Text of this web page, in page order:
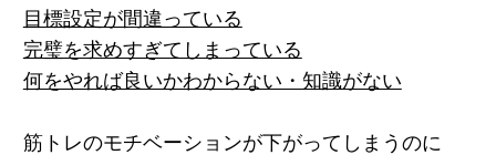
目標設定が間違っている
完璧を求めすぎてしまっている
何をやれば良いかわからない・知識がない
筋トレのモチベーションが下がってしまうのに